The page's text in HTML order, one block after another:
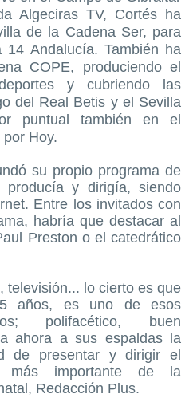
Algeciras TV, Cortés ha
de la Cadena Ser, para
Andalucía. También ha
COPE, produciendo el
y cubriendo las
del Real Betis y el Sevilla
puntual también en el
Hoy.
su propio programa de
producía y dirigía, siendo
Entre los invitados con
habría que destacar al
Preston o el catedrático
televisión... lo cierto es que
años, es uno de esos
polifacético, buen
ahora a sus espaldas la
de presentar y dirigir el
más importante de la
Redacción Plus.